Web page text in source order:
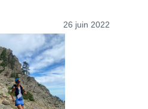
26 juin 2022